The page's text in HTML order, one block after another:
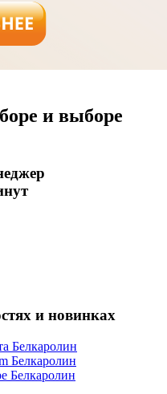
и выборе
и новинках